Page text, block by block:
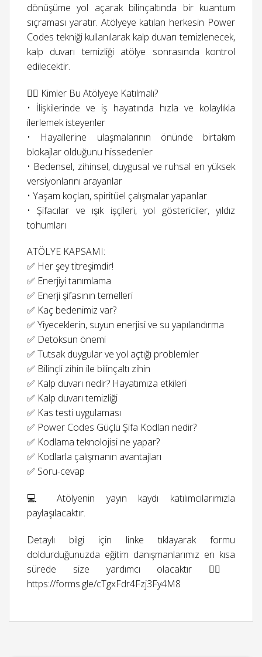
dönüşüme yol açarak bilinçaltında bir kuantum
sıçraması yaratır. Atölyeye katılan herkesin Power
Codes tekniği kullanılarak kalp duvarı temizlenecek,
kalp duvarı temizliği atölye sonrasında kontrol
edilecektir.
👉🏻 Kimler Bu Atölyeye Katılmalı?
• İlişkilerinde ve iş hayatında hızla ve kolaylıkla
ilerlemek isteyenler
• Hayallerine ulaşmalarının önünde birtakım
blokajlar olduğunu hissedenler
• Bedensel, zihinsel, duygusal ve ruhsal en yüksek
versiyonlarını arayanlar
• Yaşam koçları, spiritüel çalışmalar yapanlar
• Şifacılar ve ışık işçileri, yol göstericiler, yıldız
tohumları
ATÖLYE KAPSAMI:
✅ Her şey titreşimdir!
✅ Enerjiyi tanımlama
✅ Enerji şifasının temelleri
✅ Kaç bedenimiz var?
✅ Yiyeceklerin, suyun enerjisi ve su yapılandırma
✅ Detoksun önemi
✅ Tutsak duygular ve yol açtığı problemler
✅ Bilinçli zihin ile bilinçaltı zihin
✅ Kalp duvarı nedir? Hayatımıza etkileri
✅ Kalp duvarı temizliği
✅ Kas testi uygulaması
✅ Power Codes Güçlü Şifa Kodları nedir?
✅ Kodlama teknolojisi ne yapar?
✅ Kodlarla çalışmanın avantajları
✅ Soru-cevap
💻 Atölyenin yayın kaydı katılımcılarımızla
paylaşılacaktır.
Detaylı bilgi için linke tıklayarak formu
doldurduğunuzda eğitim danışmanlarımız en kısa
sürede size yardımcı olacaktır 👉🏻
https://forms.gle/cTgxFdr4Fzj3Fy4M8